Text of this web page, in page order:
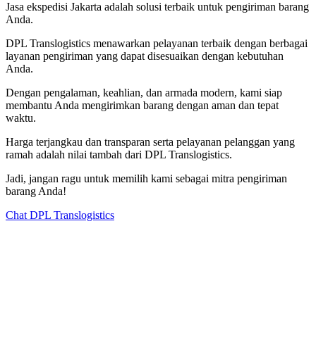
Jasa ekspedisi Jakarta adalah solusi terbaik untuk pengiriman barang
Anda.
DPL Translogistics menawarkan pelayanan terbaik dengan berbagai
layanan pengiriman yang dapat disesuaikan dengan kebutuhan
Anda.
Dengan pengalaman, keahlian, dan armada modern, kami siap
membantu Anda mengirimkan barang dengan aman dan tepat
waktu.
Harga terjangkau dan transparan serta pelayanan pelanggan yang
ramah adalah nilai tambah dari DPL Translogistics.
Jadi, jangan ragu untuk memilih kami sebagai mitra pengiriman
barang Anda!
Chat DPL Translogistics